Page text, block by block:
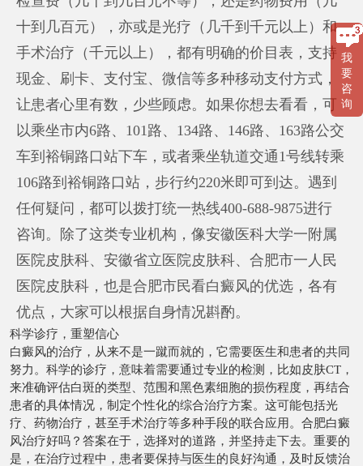
十到几百元），亦或是光疗（几千到千元以上）和
手术治疗（千元以上），都有明确的价目表，支持
现金、刷卡、支付宝、微信等多种移动支付方式，
让患者心里有数，少些顾虑。如果你想去看看，可
以乘坐市内6路、101路、134路、146路、163路公交
车到裕铜路口站下车，或者乘坐轨道交通1号线转乘
106路到裕铜路口站，步行约220米即可到达。遇到
任何疑问，都可以拨打统一热线400-688-9875进行
咨询。除了这类专业机构，像安徽医科大学一附属
医院皮肤科、安徽省立医院皮肤科、合肥市一人民
医院皮肤科，也是合肥市民看白癜风的优选，各有
优点，大家可以根据自身情况斟酌。
科学诊疗，重塑信心
白癜风的治疗，从来不是一蹴而就的，它需要医生和患者的共同
努力。科学的诊疗，意味着需要通过专业的检测，比如皮肤CT，
来准确评估白斑的类型、范围和黑色素细胞的损伤程度，再结合
患者的具体情况，制定个性化的综合治疗方案。这可能包括光
疗、药物治疗，甚至手术治疗等多种手段的联合应用。合肥白癜
风治疗好吗？答案在于，选择对的道路，并坚持走下去。重要的
是，在治疗过程中，患者要保持与医生的良好沟通，及时反馈治
我
要
咨
询